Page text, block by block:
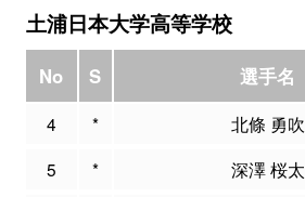
土浦日本大学高等学校
No S 選手名
4 * 北條 勇吹
5
* 深澤 桜太